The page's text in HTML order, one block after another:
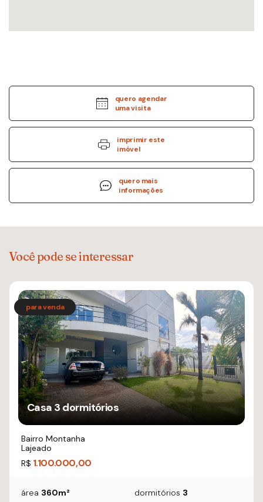
quero agendar
uma visita
imprimir este
imóvel
quero mais
informações
Você pode se interessar
Casa 3 dormitórios
Bairro Montanha
Lajeado
R$ 1.100.000,00
área 360m² dormitórios 3